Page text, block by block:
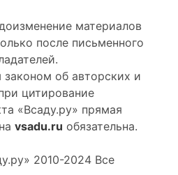
материалов
после письменного
об авторских и
цитирование
«Всаду.ру» прямая
на vsadu.ru обязательна.
2010-2024 Все